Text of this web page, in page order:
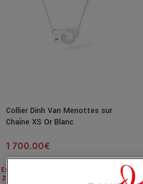
Collier Dinh Van Menottes sur
Chaîne XS Or Blanc
1 700.00€
24H
Expédié